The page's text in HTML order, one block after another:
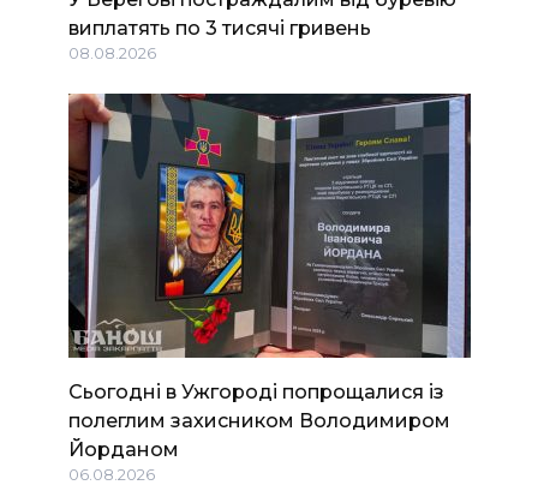
виплатять по 3 тисячі гривень
08.08.2026
Сьогодні в Ужгороді попрощалися із
полеглим захисником Володимиром
Йорданом
06.08.2026